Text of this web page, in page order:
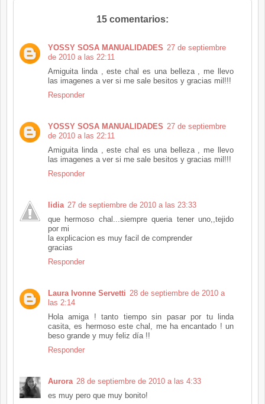
15 comentarios:
YOSSY SOSA MANUALIDADES 27 de septiembre
de 2010 a las 22:11
Amiguita linda , este chal es una belleza , me llevo
las imagenes a ver si me sale besitos y gracias mil!!!
Responder
YOSSY SOSA MANUALIDADES 27 de septiembre
de 2010 a las 22:11
Amiguita linda , este chal es una belleza , me llevo
las imagenes a ver si me sale besitos y gracias mil!!!
Responder
lidia 27 de septiembre de 2010 a las 23:33
que hermoso chal...siempre queria tener uno,,tejido
por mi
la explicacion es muy facil de comprender
gracias
Responder
Laura Ivonne Servetti 28 de septiembre de 2010 a
las 2:14
Hola amiga ! tanto tiempo sin pasar por tu linda
casita, es hermoso este chal, me ha encantado ! un
beso grande y muy feliz día !!
Responder
Aurora 28 de septiembre de 2010 a las 4:33
es muy pero que muy bonito!